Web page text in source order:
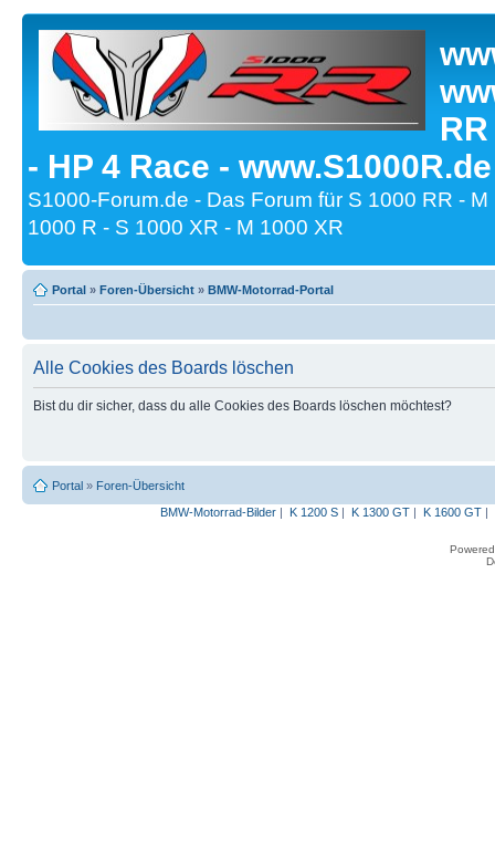
- HP 4 Race -
S1000-Forum.de - Das Forum für S 1000 RR -
1000 R - S 1000 XR - M 1000 XR
Portal » Foren-Übersicht » BMW-Motorrad-Portal
Alle Cookies des Boards löschen
Bist du dir sicher, dass du alle Cookies des Boards löschen möchtest?
Portal » Foren-Übersicht
BMW-Motorrad-Bilder| K 1200 S| K 1300 GT| K 1600 GT|